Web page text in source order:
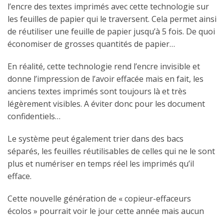
l’encre des textes imprimés avec cette technologie sur
les feuilles de papier qui le traversent. Cela permet ainsi
de réutiliser une feuille de papier jusqu’à 5 fois. De quoi
économiser de grosses quantités de papier…
En réalité, cette technologie rend l’encre invisible et
donne l’impression de l’avoir effacée mais en fait, les
anciens textes imprimés sont toujours là et très
légèrement visibles. A éviter donc pour les document
confidentiels…
Le système peut également trier dans des bacs
séparés, les feuilles réutilisables de celles qui ne le sont
plus et numériser en temps réel les imprimés qu’il
efface.
Cette nouvelle génération de « copieur-effaceurs
écolos » pourrait voir le jour cette année mais aucun